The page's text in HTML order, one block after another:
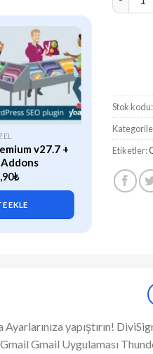
v27.7 +
₺
EKLE
WP
Stok kodu:
Etiketler:
Ayarlarınıza yapıştırın!
Gmail Uygulaması